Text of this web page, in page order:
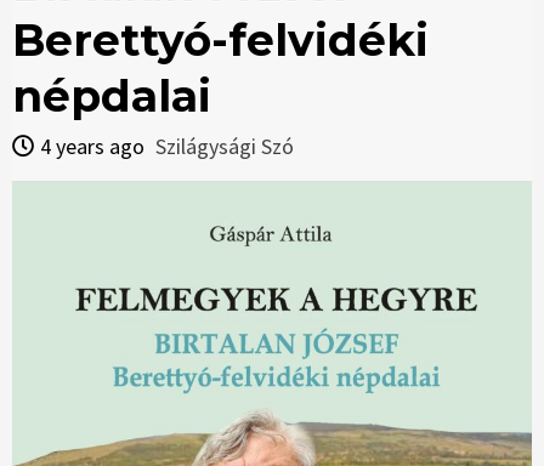
Berettyó-felvidéki
népdalai
4 years ago Szilágysági Szó